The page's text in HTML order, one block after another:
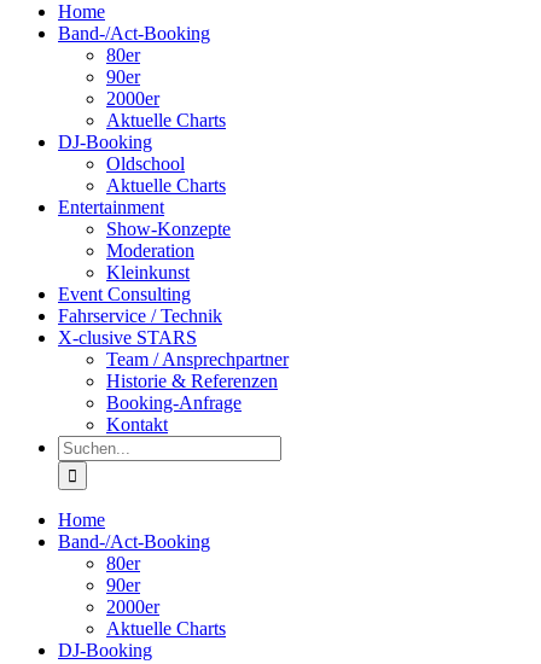
Home
Band-/Act-Booking
80er
90er
2000er
Aktuelle Charts
DJ-Booking
Oldschool
Aktuelle Charts
Entertainment
Show-Konzepte
Moderation
Kleinkunst
Event Consulting
Fahrservice / Technik
X-clusive STARS
Team / Ansprechpartner
Historie & Referenzen
Booking-Anfrage
Kontakt
Suche
nach:
Home
Band-/Act-Booking
80er
90er
2000er
Aktuelle Charts
DJ-Booking